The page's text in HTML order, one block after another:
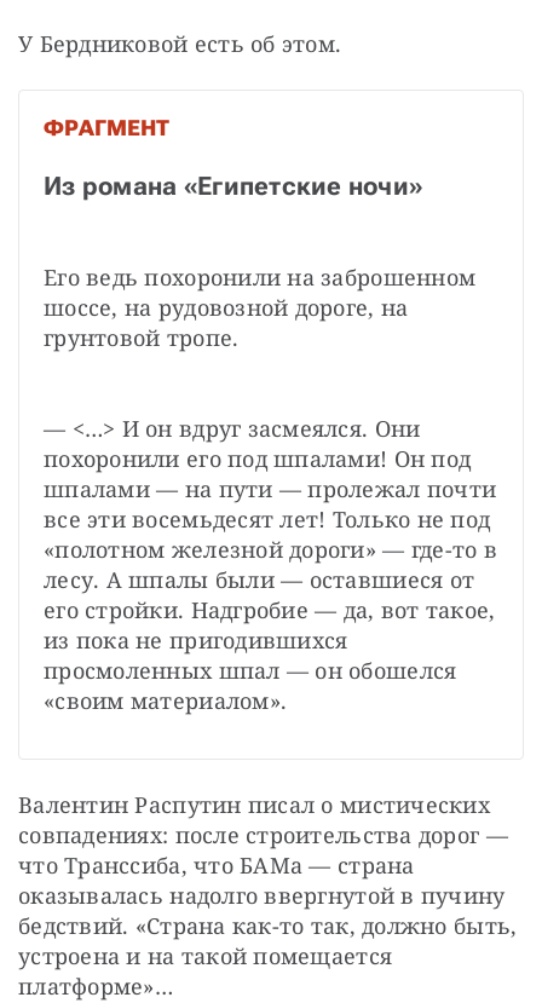
У Бердниковой есть об этом.
ФРАГМЕНТ
Из романа «Египетские ночи»
Его ведь похоронили на заброшенном
шоссе, на рудовозной дороге, на
грунтовой тропе.
— <…> И он вдруг засмеялся. Они
похоронили его под шпалами! Он под
шпалами — на пути — пролежал почти
все эти восемьдесят лет! Только не под
«полотном железной дороги» — где-то в
лесу. А шпалы были — оставшиеся от
его стройки. Надгробие — да, вот такое,
из пока не пригодившихся
просмоленных шпал — он обошелся
«своим материалом».
Валентин Распутин писал о мистических
совпадениях: после строительства дорог —
что Транссиба, что БАМа — страна
оказывалась надолго ввергнутой в пучину
бедствий. «Страна как-то так, должно быть,
устроена и на такой помещается
платформе»…